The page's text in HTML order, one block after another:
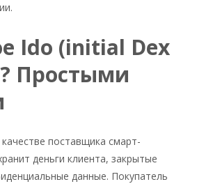
Ido (initial Dex
Простыми
поставщика смарт-
деньги клиента, закрытые
данные. Покупатель